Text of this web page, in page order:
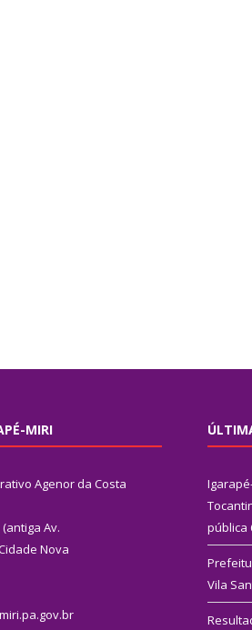
MIRI
Agenor da Costa
Av.
Nova
pública
Vila